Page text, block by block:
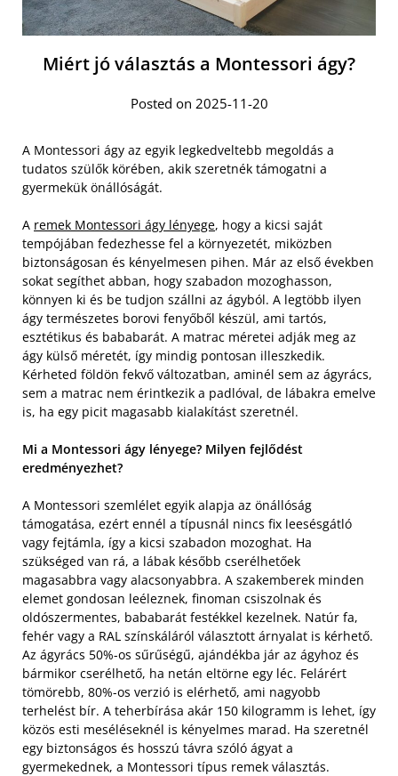
Miért jó választás a Montessori ágy?
Posted on 2025-11-20
A Montessori ágy az egyik legkedveltebb megoldás a
tudatos szülők körében, akik szeretnék támogatni a
gyermekük önállóságát.
A remek Montessori ágy lényege, hogy a kicsi saját
tempójában fedezhesse fel a környezetét, miközben
biztonságosan és kényelmesen pihen. Már az első években
sokat segíthet abban, hogy szabadon mozoghasson,
könnyen ki és be tudjon szállni az ágyból. A legtöbb ilyen
ágy természetes borovi fenyőből készül, ami tartós,
esztétikus és bababarát. A matrac méretei adják meg az
ágy külső méretét, így mindig pontosan illeszkedik.
Kérheted földön fekvő változatban, aminél sem az ágyrács,
sem a matrac nem érintkezik a padlóval, de lábakra emelve
is, ha egy picit magasabb kialakítást szeretnél.
Mi a Montessori ágy lényege? Milyen fejlődést
eredményezhet?
A Montessori szemlélet egyik alapja az önállóság
támogatása, ezért ennél a típusnál nincs fix leesésgátló
vagy fejtámla, így a kicsi szabadon mozoghat. Ha
szükséged van rá, a lábak később cserélhetőek
magasabbra vagy alacsonyabbra. A szakemberek minden
elemet gondosan leéleznek, finoman csiszolnak és
oldószermentes, bababarát festékkel kezelnek. Natúr fa,
fehér vagy a RAL színskáláról választott árnyalat is kérhető.
Az ágyrács 50%-os sűrűségű, ajándékba jár az ágyhoz és
bármikor cserélhető, ha netán eltörne egy léc. Felárért
tömörebb, 80%-os verzió is elérhető, ami nagyobb
terhelést bír. A teherbírása akár 150 kilogramm is lehet, így
közös esti meséléseknél is kényelmes marad. Ha szeretnél
egy biztonságos és hosszú távra szóló ágyat a
gyermekednek, a Montessori típus remek választás.